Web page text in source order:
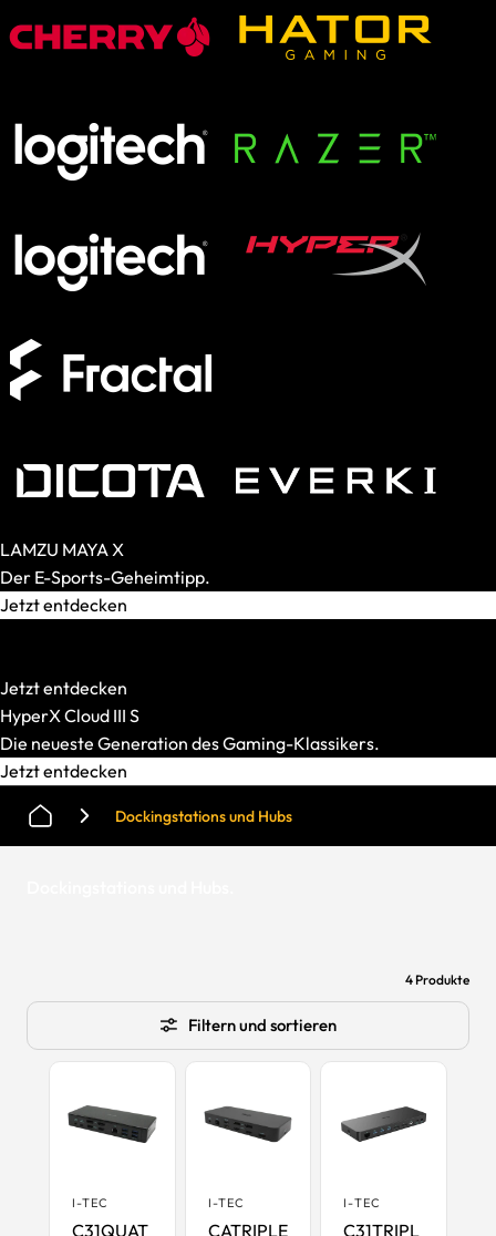
LAMZU MAYA X
Der E-Sports-Geheimtipp.
Jetzt entdecken
Jetzt entdecken
HyperX Cloud III S
Die neueste Generation des Gaming-Klassikers.
Jetzt entdecken
XMG APEX
XMG FOCUS
Formfaktor
Full-Size
60%
Switches
Mechanisch
Membran
Dockingstations und Hubs
4 Produkte
Filtern und sortieren
I-TEC
C31QUAT
I-TEC
CATRIPLE
I-TEC
C31TRIPL